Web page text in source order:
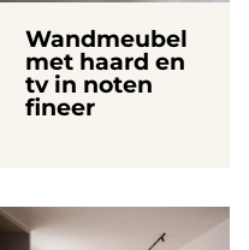
Wandmeubel
met haard en
tv in noten
fineer